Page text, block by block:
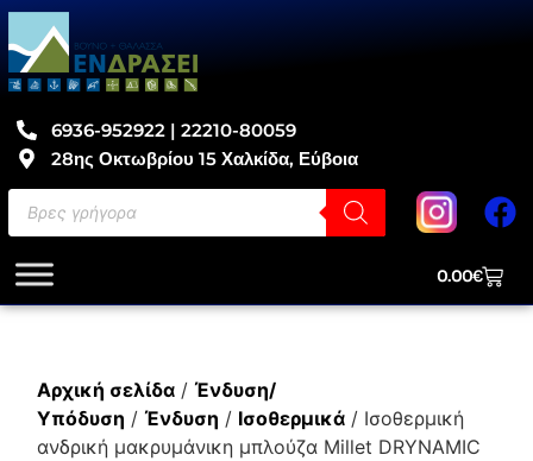
6936-952922 | 22210-80059
28ης Οκτωβρίου 15 Χαλκίδα, Εύβοια
0.00€
Αρχική σελίδα/ Ένδυση/
Υπόδυση / Ένδυση / Ισοθερμικά/ Ισοθερμική
ανδρική μακρυμάνικη μπλούζα Millet DRYNAMIC